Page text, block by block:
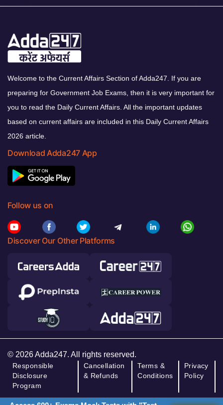
Welcome to the Current Affairs Section of Adda247. If you are
preparing for Government Job Exams, then it is very important for
you to read the Daily Current Affairs. All the important updates
based on current affairs are included in this Daily Current Affairs
2026 article.
Download Adda247 App
Follow us on
Discover Our Other Platforms
© 2026 Adda247. All rights reserved.
Responsible
Disclosure
Program
Cancellation
& Refunds
Terms &
Conditions
Privacy
Policy